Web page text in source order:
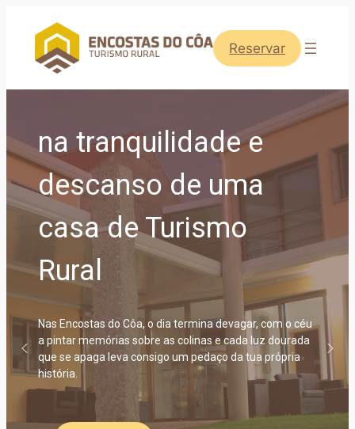
conteúdo
Reservar
na tranquilidade e
descanso de uma
casa de Turismo
Rural
Nas Encostas do Côa, o dia termina devagar, com o céu
a pintar memórias sobre as colinas e cada luz dourada
que se apaga leva consigo um pedaço da tua própria
história.